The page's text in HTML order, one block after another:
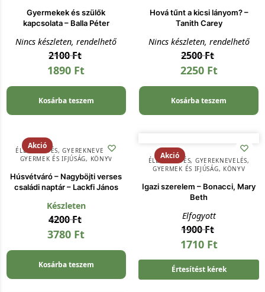
Gyermekek és szülők
kapcsolata – Balla Péter
Nincs készleten, rendelhető
2100Ft
1890 Ft
Kosárba teszem
Hová tűnt a kicsi lányom? –
Tanith Carey
Nincs készleten, rendelhető
2500Ft
2250 Ft
Kosárba teszem
Akció
ÉLETVEZETÉS,GYEREKNEVELÉS,
GYERMEK ÉS IFJÚSÁG, KÖNYV
Húsvétváró – Nagyböjti verses
családi naptár – Lackfi János
Készleten
4200Ft
3780 Ft
Kosárba teszem
Akció
ÉLETVEZETÉS, GYEREKNEVELÉS,
GYERMEK ÉS IFJÚSÁG, KÖNYV
Igazi szerelem – Bonacci, Mary
Beth
Elfogyott
1900Ft
1710 Ft
Értesítést kérek